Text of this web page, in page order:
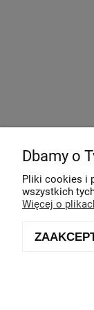
Pomoc
Dbamy o
Pliki cookies i
wszystkich
Więcej o